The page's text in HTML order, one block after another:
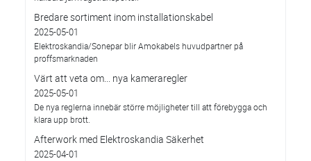
Bredare sortiment inom installationskabel
2025-05-01
Elektroskandia/Sonepar blir Amokabels huvudpartner på
proffsmarknaden
Värt att veta om... nya kameraregler
2025-05-01
De nya reglerna innebär större möjligheter till att förebygga och
klara upp brott.
Afterwork med Elektroskandia Säkerhet
2025-04-01